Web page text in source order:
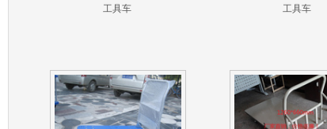
工具车 工具车